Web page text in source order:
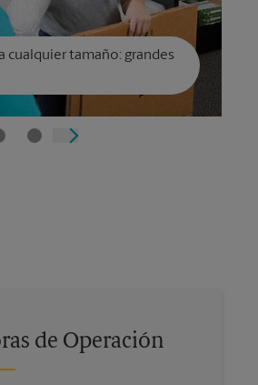
cualquier tamaño: grandes
de Operación